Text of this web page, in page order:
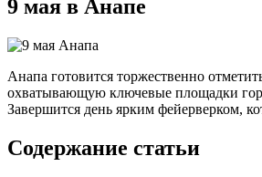
9 мая в Анапе
Анапа готовится торжественно
охватывающую ключевые площадки
Завершится день ярким фейерверком,
Содержание статьи